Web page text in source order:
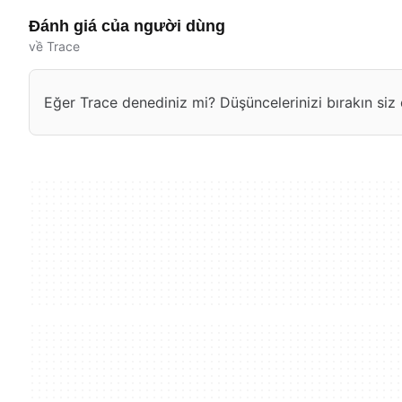
Đánh giá của người dùng
về Trace
Eğer Trace denediniz mi? Düşüncelerinizi bırakın siz